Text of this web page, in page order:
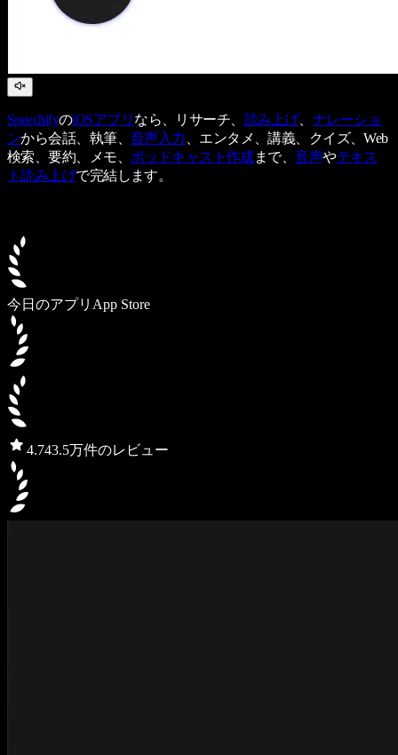
SpeechifyのiOSアプリ なら、リサーチ、 読み上げ、 ナレーショ
ンから会話、執筆、 音声入力
、エンタメ、講義、クイズ、Web
検索、要約、メモ、 ポッドキャスト作成まで、音声やテキス
ト読み上げで完結します。
今日のアプリ App Store
4.743.5万件のレビュー